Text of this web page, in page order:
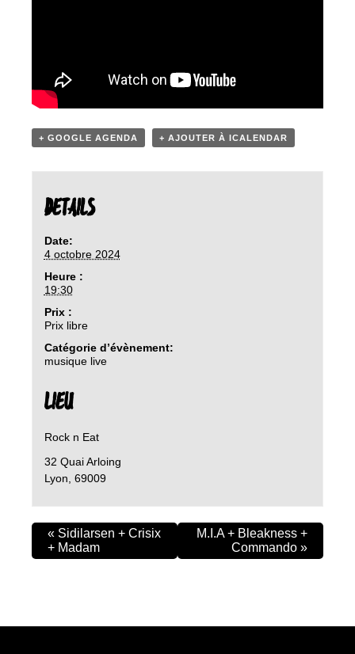
+ GOOGLE AGENDA + AJOUTER À ICALENDAR
DETAILS
Date:
4 octobre 2024
Heure :
19:30
Prix :
Prix libre
Catégorie d’évènement:
musique live
LIEU
Rock n Eat
32 Quai Arloing
Lyon 69009
« Sidilarsen + Crisix
+ Madam
M.I.A + Bleakness +
Commando »